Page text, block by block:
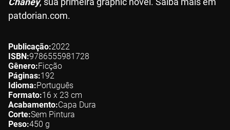
patdorian.com.
Publicação 2022
ISBN 9786555981728
Gênero Ficção
Páginas 192
Idioma Português
Formato 16 x 23 cm
Acabamento Capa Dura
Corte Sem Pintura
Peso 450 g